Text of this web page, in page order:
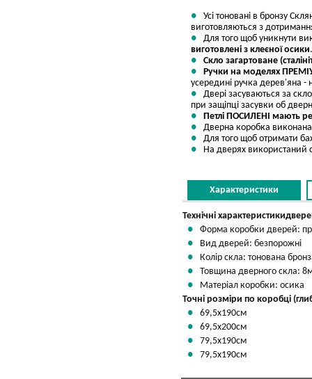
Усі тоновані в бронзу
виготовляються з
Для того щоб уникнути
виготовлені з клеєної осики.
Скло загартоване
Ручки на моделях
усередині ручка дерев'яна -
Двері засуваються за
при защіпці засувки об
Петлі ПОСИЛЕНІ мають
Дверна коробка
Для того щоб отримати
На дверях використаний
Характеристики
Технічні характеристики
Форма коробки дверей:
Вид дверей: безпорожні
Колір скла: тонована
Товщина дверного скла:
Матеріал коробки: осика
Точні розміри по коробці
69,5х190см
69,5х200см
79,5х190см
79,5х190см